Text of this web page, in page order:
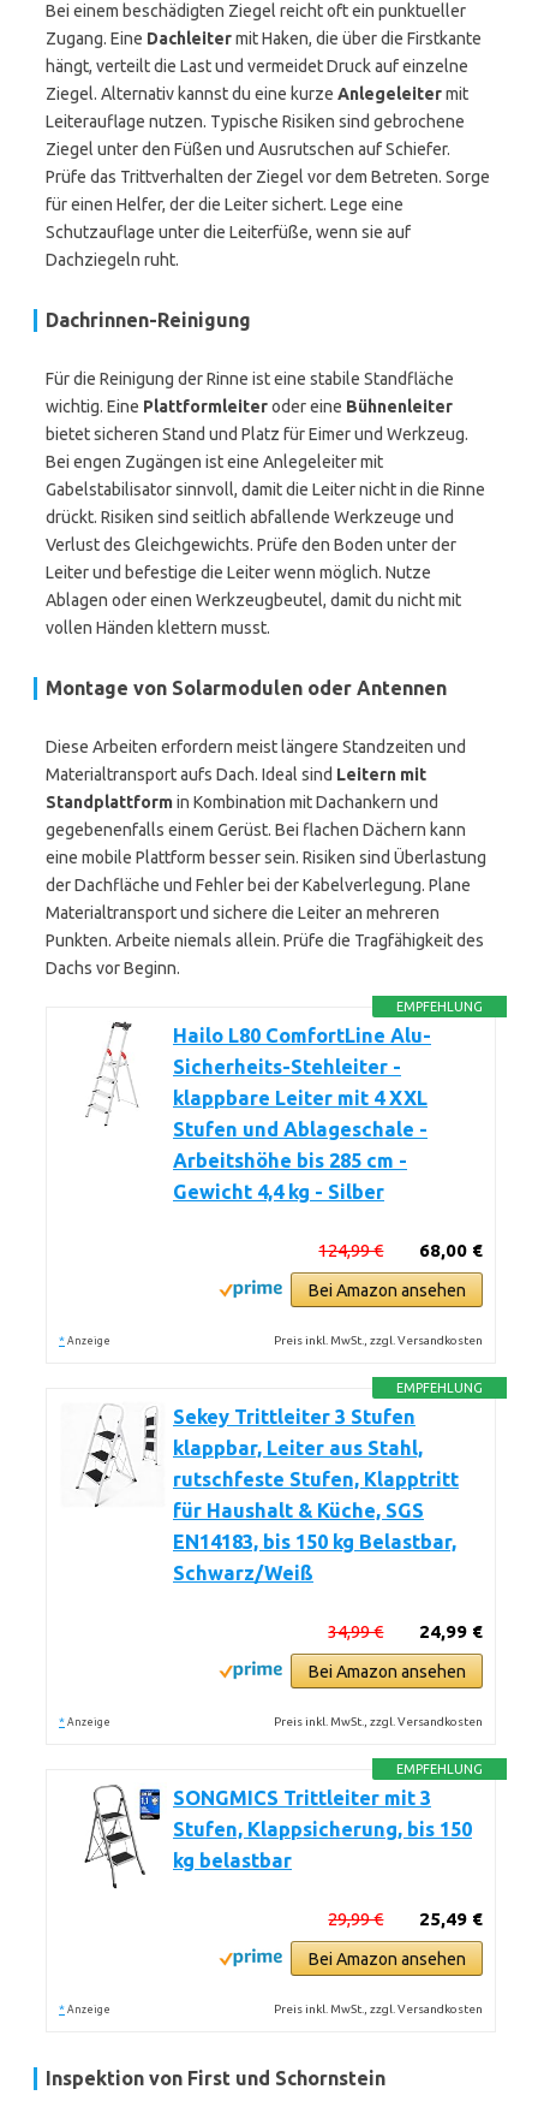
Bei einem beschädigten Ziegel reicht oft ein punktueller
Zugang. Eine Dachleitermit Haken, die über die Firstkante
hängt, verteilt die Last und vermeidet Druck auf einzelne
Ziegel. Alternativ kannst du eine kurze Anlegeleitermit
Leiterauflage nutzen. Typische Risiken sind gebrochene
Ziegel unter den Füßen und Ausrutschen auf Schiefer.
Prüfe das Trittverhalten der Ziegel vor dem Betreten. Sorge
für einen Helfer, der die Leiter sichert. Lege eine
Schutzauflage unter die Leiterfüße, wenn sie auf
Dachziegeln ruht.
Dachrinnen-Reinigung
Für die Reinigung der Rinne ist eine stabile Standfläche
wichtig. Eine Plattformleiteroder eine Bühnenleiter
bietet sicheren Stand und Platz für Eimer und Werkzeug.
Bei engen Zugängen ist eine Anlegeleiter mit
Gabelstabilisator sinnvoll, damit die Leiter nicht in die Rinne
drückt. Risiken sind seitlich abfallende Werkzeuge und
Verlust des Gleichgewichts. Prüfe den Boden unter der
Leiter und befestige die Leiter wenn möglich. Nutze
Ablagen oder einen Werkzeugbeutel, damit du nicht mit
vollen Händen klettern musst.
Montage von Solarmodulen oder Antennen
Diese Arbeiten erfordern meist längere Standzeiten und
Materialtransport aufs Dach. Ideal sind Leitern mit
Standplattformin Kombination mit Dachankern und
gegebenenfalls einem Gerüst. Bei flachen Dächern kann
eine mobile Plattform besser sein. Risiken sind Überlastung
der Dachfläche und Fehler bei der Kabelverlegung. Plane
Materialtransport und sichere die Leiter an mehreren
Punkten. Arbeite niemals allein. Prüfe die Tragfähigkeit des
Dachs vor Beginn.
EMPFEHLUNG
Hailo L80 ComfortLine Alu-
Sicherheits-Stehleiter -
klappbare Leiter mit 4 XXL
Stufen und Ablageschale -
Arbeitshöhe bis 285 cm -
Gewicht 4,4 kg - Silber
68,00 €
124,99 €
Bei Amazon ansehen
* Anzeige Preis inkl. MwSt., zzgl. Versandkosten
EMPFEHLUNG
Sekey Trittleiter 3 Stufen
klappbar, Leiter aus Stahl,
rutschfeste Stufen, Klapptritt
für Haushalt & Küche, SGS
EN14183, bis 150 kg Belastbar,
Schwarz/Weiß
24,99 €
34,99 €
Bei Amazon ansehen
* Anzeige Preis inkl. MwSt., zzgl. Versandkosten
EMPFEHLUNG
SONGMICS Trittleiter mit 3
Stufen, Klappsicherung, bis 150
kg belastbar
25,49 €
29,99 €
Bei Amazon ansehen
* Anzeige Preis inkl. MwSt., zzgl. Versandkosten
Inspektion von First und Schornstein